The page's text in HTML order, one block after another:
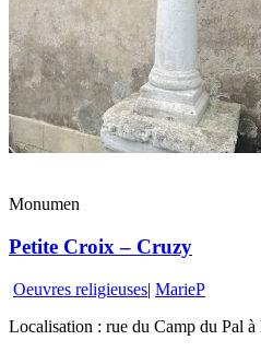
Monumen
Petite Croix – Cruzy
Oeuvres religieuses| MarieP
Localisation : rue du Camp du Pal à